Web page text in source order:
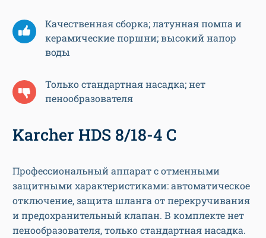
Качественная сборка; латунная помпа и
керамические поршни; высокий напор
воды
Только стандартная насадка; нет
пенообразователя
Karcher HDS 8/18-4 C
Профессиональный аппарат с отменными
защитными характеристиками: автоматическое
отключение, защита шланга от перекручивания
и предохранительный клапан. В комплекте нет
пенообразователя, только стандартная насадка.